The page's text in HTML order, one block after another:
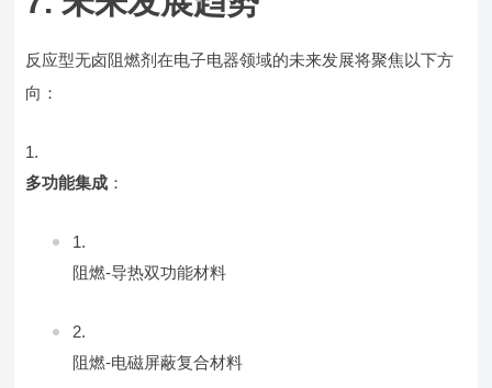
反应型无卤阻燃剂在电子电器领域的未来发展将聚焦以下方
向：
多功能集成 ：
阻燃-导热双功能材料
阻燃-电磁屏蔽复合材料